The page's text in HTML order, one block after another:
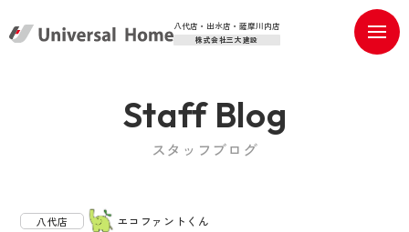
八代店・出水店・薩摩川内店
株式会社三大建設
Staff Blog
スタッフブログ
八代店 エコファントくん